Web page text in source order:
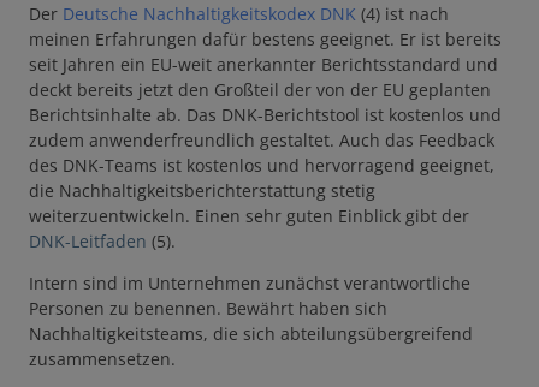
Der Deutsche Nachhaltigkeitskodex DNK (4) ist nach
meinen Erfahrungen dafür bestens geeignet. Er ist bereits
seit Jahren ein EU-weit anerkannter Berichtsstandard und
deckt bereits jetzt den Großteil der von der EU geplanten
Berichtsinhalte ab. Das DNK-Berichtstool ist kostenlos und
zudem anwenderfreundlich gestaltet. Auch das Feedback
des DNK-Teams ist kostenlos und hervorragend geeignet,
die Nachhaltigkeitsberichterstattung stetig
weiterzuentwickeln. Einen sehr guten Einblick gibt der
DNK-Leitfaden (5).
Intern sind im Unternehmen zunächst verantwortliche
Personen zu benennen. Bewährt haben sich
Nachhaltigkeitsteams, die sich abteilungsübergreifend
zusammensetzen.